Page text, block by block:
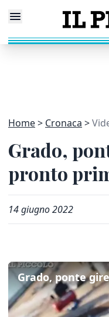
Home Cronaca
Grado,
pronto
14 giugno 2022